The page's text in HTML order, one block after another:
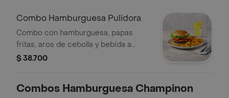
Combo Hamburguesa Pulidora
Combo con hamburguesa, papas
fritas, aros de cebolla y bebida a
elegir entre limonada natural o
$ 38.700
Combos Hamburguesa Champinon